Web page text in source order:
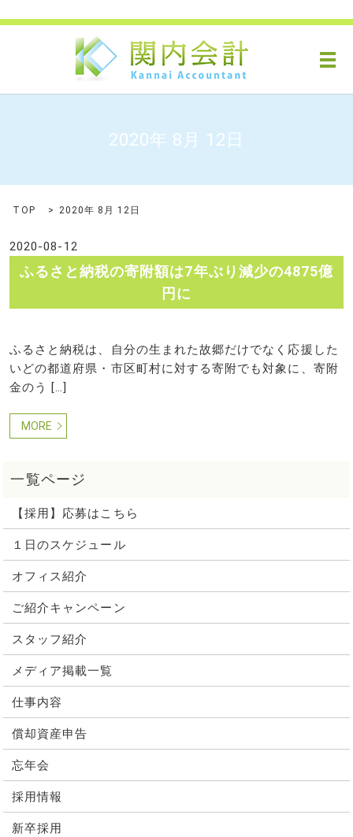
メ
2020年 8月 12日
TOP 2020年 8月 12日
2020-08-12
ふるさと納税の寄附額は7年ぶり減少の4875億
円に
ふるさと納税は、自分の生まれた故郷だけでなく応援した
いどの都道府県・市区町村に対する寄附でも対象に、寄附
金のう […]
MORE
【採用】応募はこちら
１日のスケジュール
オフィス紹介
ご紹介キャンペーン
スタッフ紹介
メディア掲載一覧
仕事内容
償却資産申告
忘年会
採用情報
新卒採用